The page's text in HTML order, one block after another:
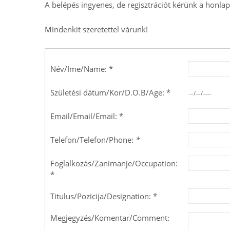
A belépés ingyenes, de regisztrációt kérünk a
Mindenkit szeretettel várunk!
Név/Ime/Name: *
Születési dátum/Kor/D.O.B/Age: *
Email/Email/Email: *
Telefon/Telefon/Phone: *
Foglalkozás/Zanimanje/Occupation:
*
Titulus/Pozicija/Designation: *
Megjegyzés/Komentar/Comment: